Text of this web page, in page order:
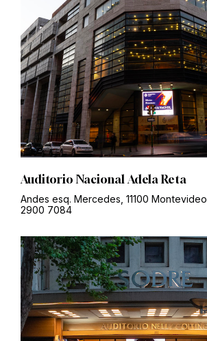
Auditorio Nacional Adela Reta
Andes esq. Mercedes, 11100 Montevideo
2900 7084